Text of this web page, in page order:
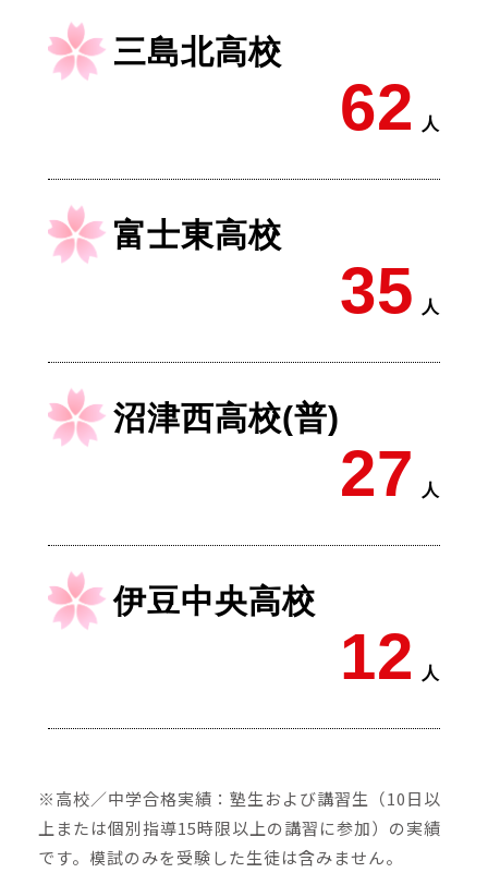
三島北高校
62 人
富士東高校
35 人
沼津西高校(普)
27 人
伊豆中央高校
12 人
※高校／中学合格実績：塾生および講習生（10日以
上または個別指導15時限以上の講習に参加）の実績
です。模試のみを受験した生徒は含みません。